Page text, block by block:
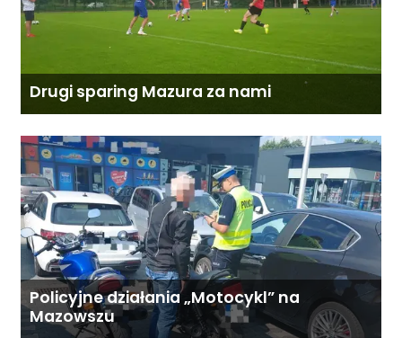
Drugi sparing Mazura za nami
Policyjne działania „Motocykl” na
Mazowszu